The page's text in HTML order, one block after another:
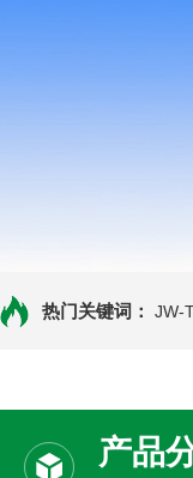
热门关键词： JW-
产品